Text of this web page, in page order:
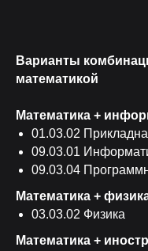
Варианты
математикой
Математика +
01.03.02
09.03.01
09.03.04
Математика +
03.03.02 Физика
Математика +